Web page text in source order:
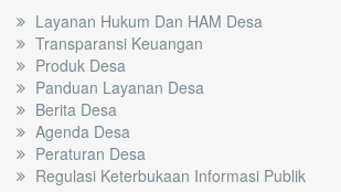
Layanan Hukum Dan HAM Desa
Transparansi Keuangan
Produk Desa
Panduan Layanan Desa
Berita Desa
Agenda Desa
Peraturan Desa
Regulasi Keterbukaan Informasi Publik